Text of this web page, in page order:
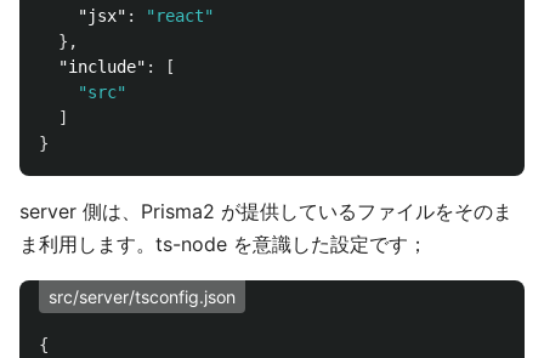
"jsx" :
"react"
},
"include" :
[
"src"
]
}
server 側は、Prisma2 が提供しているファイルをそのま
ま利用します。ts-node を意識した設定です；
src/server/tsconfig.json
{